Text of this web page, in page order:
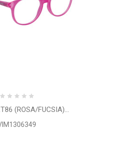
(ROSA/FUCSIA)...